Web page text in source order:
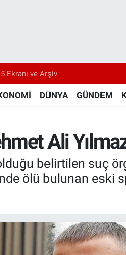
Ekranı ve Arşiv
DÜNYA GÜNDEM
Ali
belirtilen suç
ölü bulunan eski